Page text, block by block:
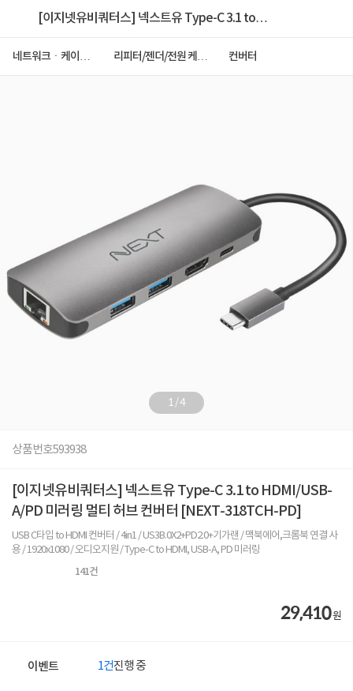
[이지넷유비쿼터스] 넥스트유 Type-C 3.1 to
네트워크ㆍ케이블
리피터/젠더/전원 케이
컨버터
1/4
상품번호593938
[이지넷유비쿼터스] 넥스트유 Type-C 3.1 to HDMI/USB-
A/PD 미러링 멀티 허브 컨버터 [NEXT-318TCH-PD]
USB C타입 to HDMI 컨버터 / 4in1 / US3B.0X2+PD2.0+기가랜 / 맥북에어,크롬북 연결 사
용 / 1920x1080 / 오디오지원 / Type-C to HDMI, USB-A, PD 미러링
141건
29,410원
이벤트 1건진행 중